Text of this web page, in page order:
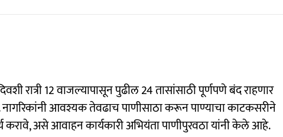
रात्री 12 वाजल्यापासून पुढील 24 तासांसाठी पूर्णपणे बंद राहणार
आवश्यक तेवढाच पाणीसाठा करून पाण्याचा काटकसरीने
करावे, असे आवाहन कार्यकारी अभियंता पाणीपुरवठा यांनी केले आहे.